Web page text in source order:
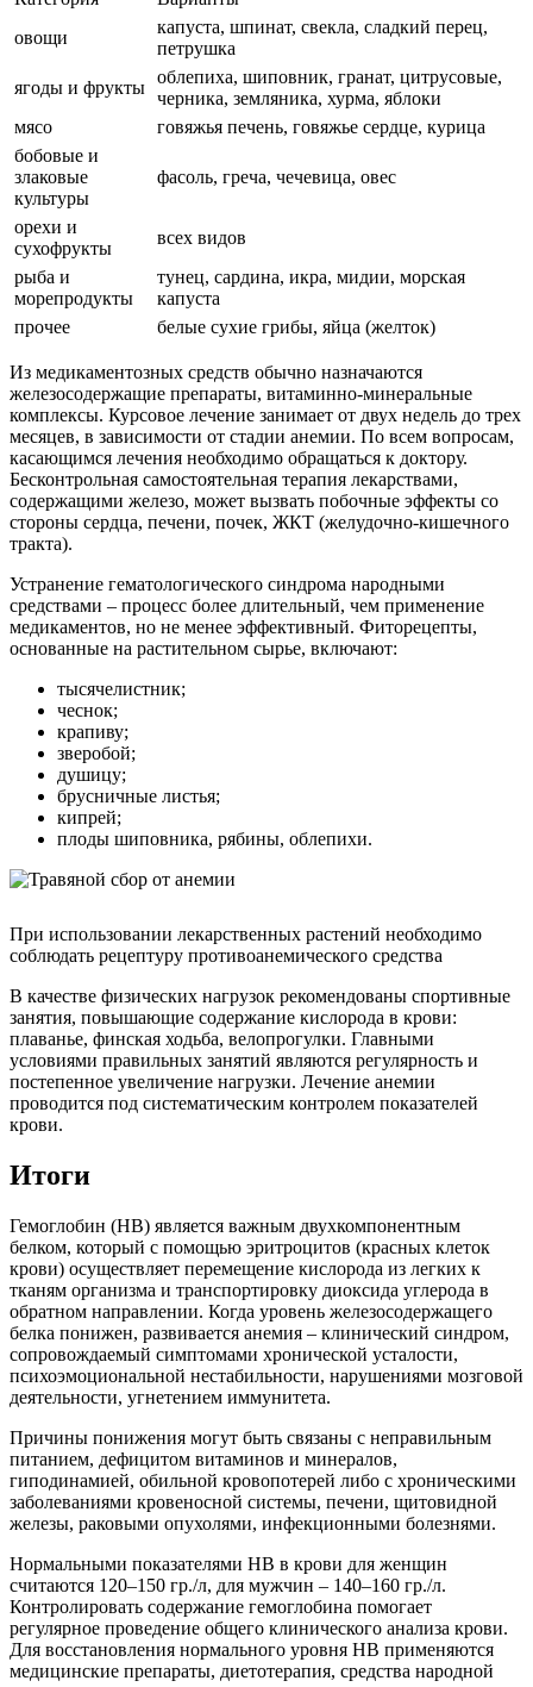
овощи
капуста, шпинат, свекла, сладкий перец,
петрушка
ягоды и фрукты
облепиха, шиповник, гранат, цитрусовые,
черника, земляника, хурма, яблоки
мясо
говяжья печень, говяжье сердце, курица
бобовые и
злаковые
культуры
фасоль, греча, чечевица, овес
орехи и
сухофрукты
всех видов
рыба и
морепродукты
тунец, сардина, икра, мидии, морская
капуста
прочее
белые сухие грибы, яйца (желток)
Из медикаментозных средств обычно назначаются
железосодержащие препараты, витаминно-минеральные
комплексы. Курсовое лечение занимает от двух недель до трех
месяцев, в зависимости от стадии анемии. По всем вопросам,
касающимся лечения необходимо обращаться к доктору.
Бесконтрольная самостоятельная терапия лекарствами,
содержащими железо, может вызвать побочные эффекты со
стороны сердца, печени, почек, ЖКТ (желудочно-кишечного
тракта).
Устранение гематологического синдрома народными
средствами – процесс более длительный, чем применение
медикаментов, но не менее эффективный. Фиторецепты,
основанные на растительном сырье, включают:
тысячелистник;
чеснок;
крапиву;
зверобой;
душицу;
брусничные листья;
кипрей;
плоды шиповника, рябины, облепихи.
При использовании лекарственных растений необходимо
соблюдать рецептуру противоанемического средства
В качестве физических нагрузок рекомендованы спортивные
занятия, повышающие содержание кислорода в крови:
плаванье, финская ходьба, велопрогулки. Главными
условиями правильных занятий являются регулярность и
постепенное увеличение нагрузки. Лечение анемии
проводится под систематическим контролем показателей
крови.
Итоги
Гемоглобин (НВ) является важным двухкомпонентным
белком, который с помощью эритроцитов (красных клеток
крови) осуществляет перемещение кислорода из легких к
тканям организма и транспортировку диоксида углерода в
обратном направлении. Когда уровень железосодержащего
белка понижен, развивается анемия – клинический синдром,
сопровождаемый симптомами хронической усталости,
психоэмоциональной нестабильности, нарушениями мозговой
деятельности, угнетением иммунитета.
Причины понижения могут быть связаны с неправильным
питанием, дефицитом витаминов и минералов,
гиподинамией, обильной кровопотерей либо с хроническими
заболеваниями кровеносной системы, печени, щитовидной
железы, раковыми опухолями, инфекционными болезнями.
Нормальными показателями НВ в крови для женщин
считаются 120–150 гр./л, для мужчин – 140–160 гр./л.
Контролировать содержание гемоглобина помогает
регулярное проведение общего клинического анализа крови.
Для восстановления нормального уровня НВ применяются
медицинские препараты, диетотерапия, средства народной